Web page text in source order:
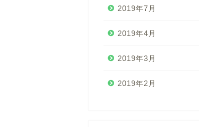
2019年7月
2019年4月
2019年3月
2019年2月